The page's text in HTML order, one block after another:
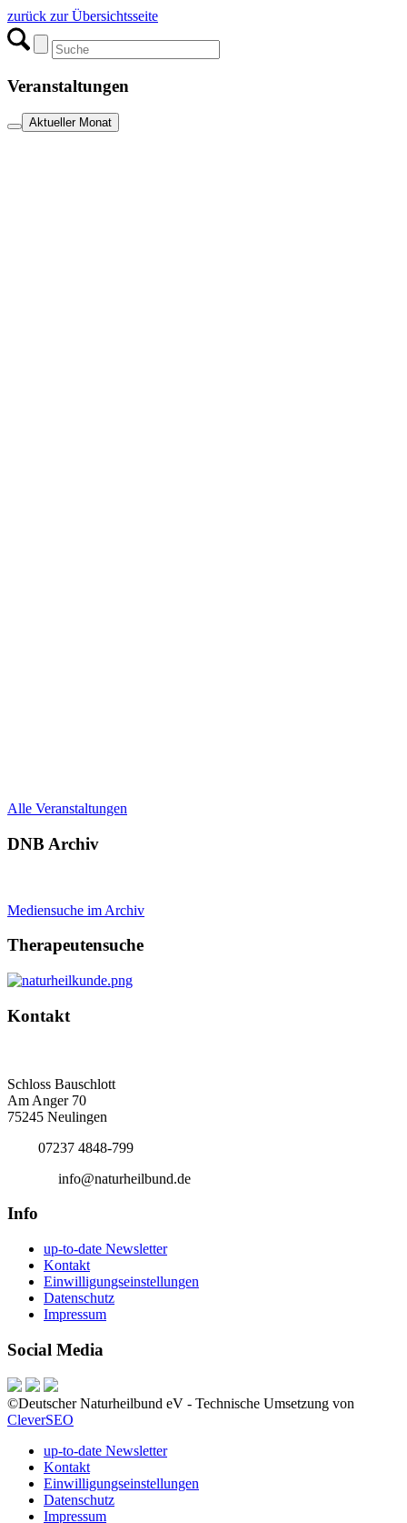
zurück zur Übersichtsseite
Veranstaltungen
Aktueller Monat
Alle Veranstaltungen
DNB Archiv
Mediensuche im Archiv
Therapeutensuche
Kontakt
Schloss Bauschlott
Am Anger 70
75245 Neulingen
07237 4848-799
info@naturheilbund.de
Info
up-to-date Newsletter
Kontakt
Einwilligungseinstellungen
Datenschutz
Impressum
Social Media
©Deutscher Naturheilbund eV - Technische Umsetzung von
CleverSEO
up-to-date Newsletter
Kontakt
Einwilligungseinstellungen
Datenschutz
Impressum